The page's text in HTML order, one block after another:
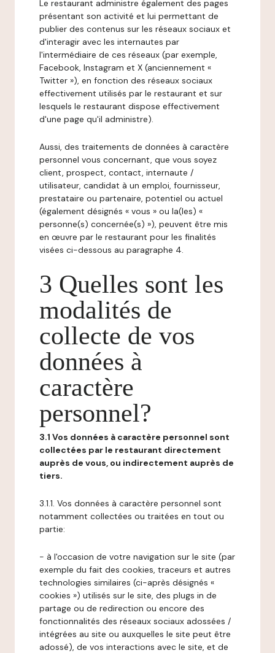
Le restaurant administre également des pages
présentant son activité et lui permettant de
publier des contenus sur les réseaux sociaux et
d'interagir avec les internautes par
l'intermédiaire de ces réseaux (par exemple,
Facebook, Instagram et X (anciennement «
Twitter »), en fonction des réseaux sociaux
effectivement utilisés par le restaurant et sur
lesquels le restaurant dispose effectivement
d'une page qu'il administre).
Aussi, des traitements de données à caractère
personnel vous concernant, que vous soyez
client, prospect, contact, internaute /
utilisateur, candidat à un emploi, fournisseur,
prestataire ou partenaire, potentiel ou actuel
(également désignés « vous » ou la(les) «
personne(s) concernée(s) »), peuvent être mis
en œuvre par le restaurant pour les finalités
visées ci-dessous au paragraphe 4.
3 Quelles sont les
modalités de
collecte de vos
données à
caractère
personnel?
3.1 Vos données à caractère personnel sont
collectées par le restaurant directement
auprès de vous, ou indirectement auprès de
tiers.
3.1.1. Vos données à caractère personnel sont
notamment collectées ou traitées en tout ou
partie:
- à l'occasion de votre navigation sur le site (par
exemple du fait des cookies, traceurs et autres
technologies similaires (ci-après désignés «
cookies ») utilisés sur le site, des plugs in de
partage ou de redirection ou encore des
fonctionnalités des réseaux sociaux adossées /
intégrées au site ou auxquelles le site peut être
adossé), de vos interactions avec le site, et de